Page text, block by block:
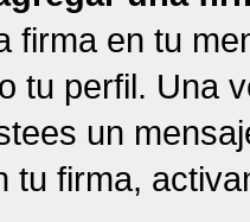
firma en tu
tu perfil. Una
un
tu firma,